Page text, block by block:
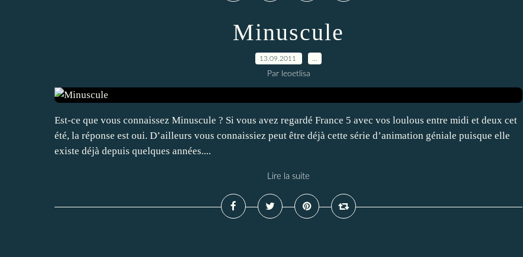
Minuscule
13.09.2011
Par leoetlisa
Est-ce que vous connaissez Minuscule ? Si vous avez regardé France 5 avec vos loulous entre midi et deux cet
été, la réponse est oui. D’ailleurs vous connaissiez peut être déjà cette série d’animation géniale puisque elle
existe déjà depuis quelques années....
Lire la suite